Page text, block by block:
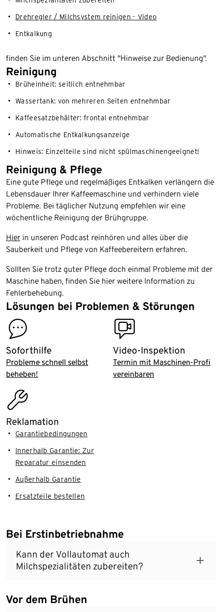
Drehregler / Milchsystem reinigen - Video
Entkalkung
finden Sie im unteren Abschnitt "Hinweise zur Bedienung".
Reinigung
Brüheinheit: seitlich entnehmbar
Wassertank: von mehreren Seiten entnehmbar
Kaffeesatzbehälter: frontal entnehmbar
Automatische Entkalkungsanzeige
Hinweis: Einzelteile sind nicht spülmaschinengeeignet!
Reinigung & Pflege
Eine gute Pflege und regelmäßiges Entkalken verlängern die
Lebensdauer Ihrer Kaffeemaschine und verhindern viele
Probleme. Bei täglicher Nutzung empfehlen wir eine
wöchentliche Reinigung der Brühgruppe.
Hier in unseren Podcast reinhören und alles über die
Sauberkeit und Pflege von Kaffeebereitern erfahren.
Sollten Sie trotz guter Pflege doch einmal Probleme mit der
Maschine haben, finden Sie hier weitere Information zu
Fehlerbehebung.
Lösungen bei Problemen & Störungen
contact
Soforthilfe
Probleme schnell selbst
beheben!
video_inspection
Video-Inspektion
Termin mit Maschinen-Profi
vereinbaren
assembly_installation
Reklamation
Garantiebedingungen
Innerhalb Garantie: Zur
Reparatur einsenden
Außerhalb Garantie
Ersatzteile bestellen
Bei Erstinbetriebnahme
Kann der Vollautomat auch
Milchspezialitäten zubereiten?
Vor dem Brühen